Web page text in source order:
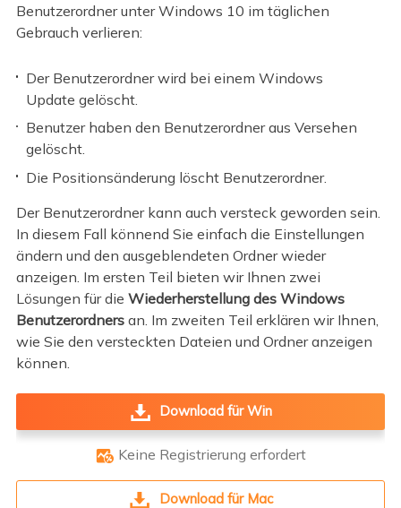
Benutzerordner unter Windows 10 im täglichen
Gebrauch verlieren:
Der Benutzerordner wird bei einem Windows
Update gelöscht.
Benutzer haben den Benutzerordner aus Versehen
gelöscht.
Die Positionsänderung löscht Benutzerordner.
Der Benutzerordner kann auch versteck geworden sein.
In diesem Fall könnend Sie einfach die Einstellungen
ändern und den ausgeblendeten Ordner wieder
anzeigen. Im ersten Teil bieten wir Ihnen zwei
Lösungen für die Wiederherstellung des Windows
Benutzerordnersan. Im zweiten Teil erklären wir Ihnen,
wie Sie den versteckten Dateien und Ordner anzeigen
können.
Download für Win
 Keine Registrierung erfordert
Download für Mac